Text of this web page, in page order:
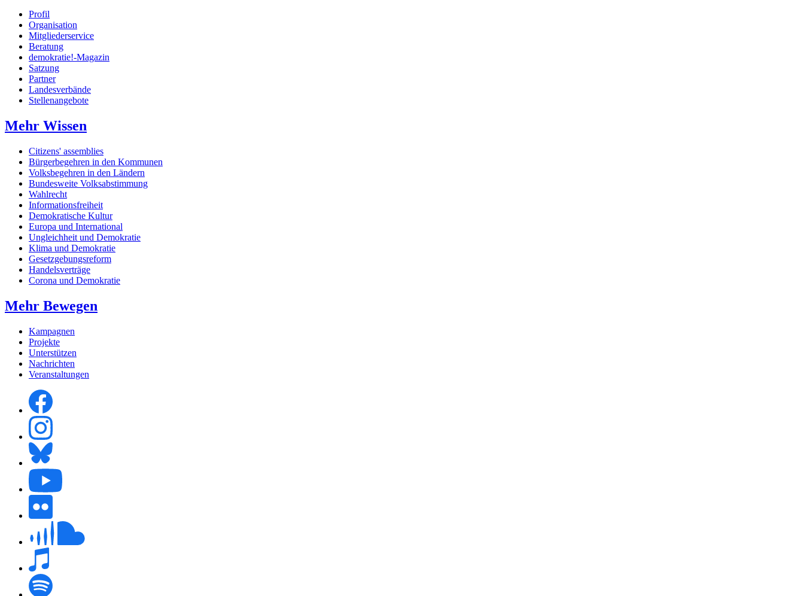
Profil
Organisation
Mitgliederservice
Beratung
demokratie!-Magazin
Satzung
Partner
Landesverbände
Stellenangebote
Mehr Wissen
Citizens' assemblies
Bürgerbegehren in den Kommunen
Volksbegehren in den Ländern
Bundesweite Volksabstimmung
Wahlrecht
Informationsfreiheit
Demokratische Kultur
Europa und International
Ungleichheit und Demokratie
Klima und Demokratie
Gesetzgebungsreform
Handelsverträge
Corona und Demokratie
Mehr Bewegen
Kampagnen
Projekte
Unterstützen
Nachrichten
Veranstaltungen